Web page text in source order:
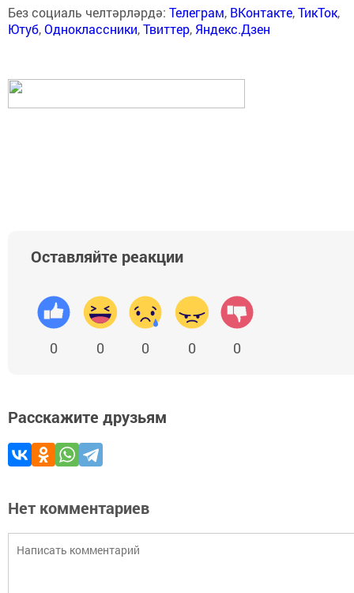
Без социаль челтәрләрдә: Телеграм, ВКонтакте,ТикТок,
Ютуб,Одноклассники,Твиттер, Яндекс.Дзен
Оставляйте реакции
0 0 0 0 0
Расскажите друзьям
Нет комментариев